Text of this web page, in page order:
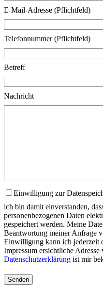
E-Mail-Adresse (Pflichtfeld)
Telefonnummer (Pflichtfeld)
Betreff
Nachricht
Einwilligung zur
ich bin damit einverstanden,
personenbezogenen Daten
gespeichert werden. Meine
Beantwortung meiner Anfrage
Einwilligung kann ich jederzeit
Impressum ersichtliche
Datenschutzerklärung ist mir
Please
leave